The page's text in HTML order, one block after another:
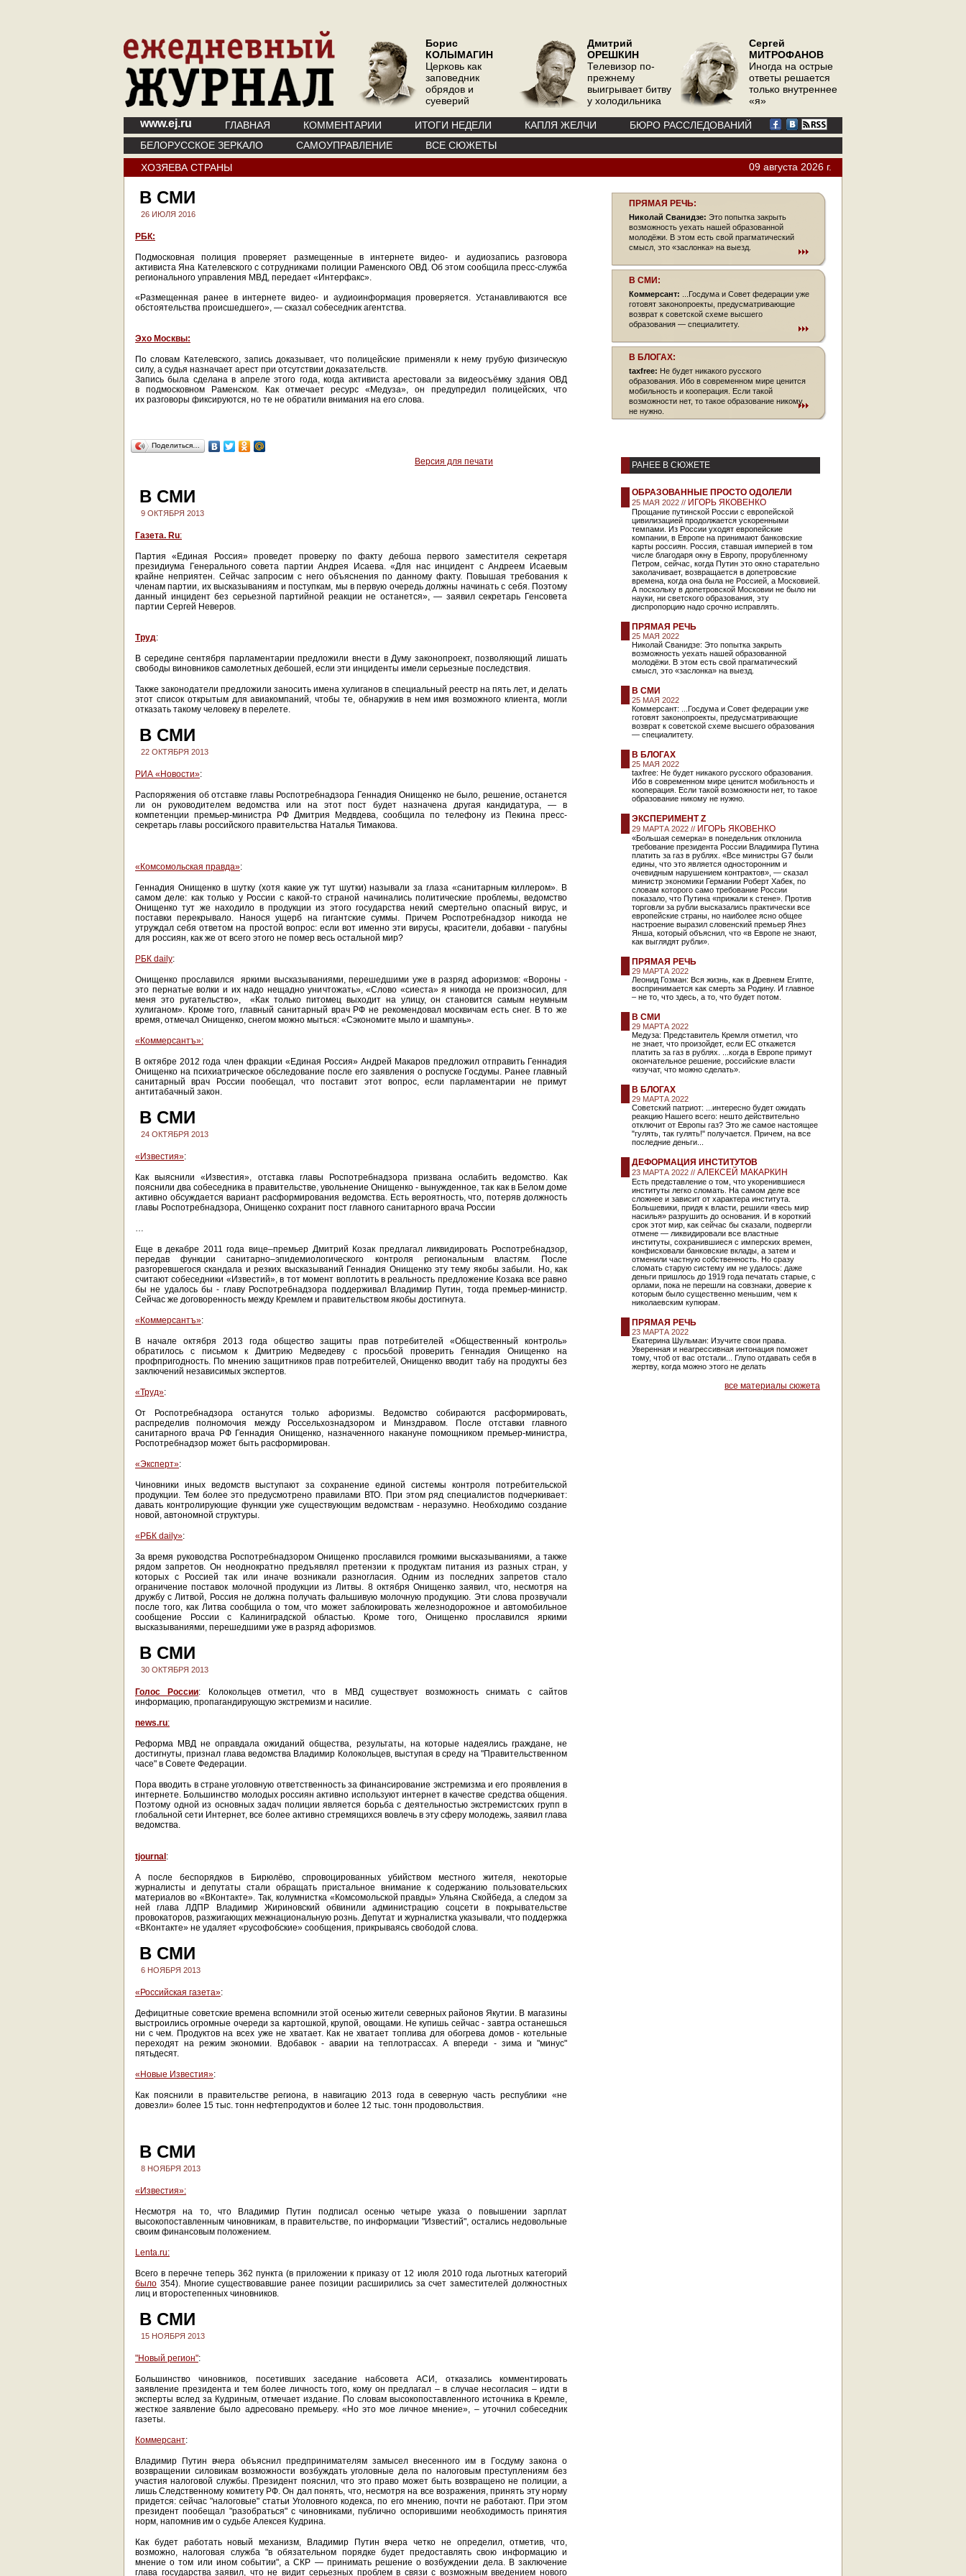
Борис
КОЛЫМАГИН
Церковь как
заповедник
обрядов и
суеверий
Дмитрий
ОРЕШКИН
Телевизор по-
прежнему
выигрывает битву
у холодильника
Сергей
МИТРОФАНОВ
Иногда на острые
ответы решается
только внутреннее
«я»
www.ej.ru ГЛАВНАЯ КОММЕНТАРИИ ИТОГИ НЕДЕЛИ КАПЛЯ ЖЕЛЧИ
БЮРО РАССЛЕДОВАНИЙ
БЕЛОРУССКОЕ ЗЕРКАЛО
САМОУПРАВЛЕНИЕ
ВСЕ СЮЖЕТЫ
ХОЗЯЕВА СТРАНЫ
09 августа 2026 г.
В СМИ
26 ИЮЛЯ 2016
РБК:
Подмосковная полиция проверяет размещенные в интернете видео- и аудиозапись разговора
активиста Яна Кателевского с сотрудниками полиции Раменского ОВД. Об этом сообщила пресс-служба
регионального управления МВД, передает «Интерфакс».
«Размещенная ранее в интернете видео- и аудиоинформация проверяется. Устанавливаются все
обстоятельства происшедшего», — сказал собеседник агентства.
Эхо Москвы:
По словам Кателевского, запись доказывает, что полицейские применяли к нему грубую физическую
силу, а судья назначает арест при отсутствии доказательств.
Запись была сделана в апреле этого года, когда активиста арестовали за видеосъёмку здания ОВД
в подмосковном Раменском. Как отмечает ресурс «Медуза», он предупредил полицейских, что
их разговоры фиксируются, но те не обратили внимания на его слова.
Поделиться…
Версия для печати
В СМИ
9 ОКТЯБРЯ 2013
Газета. Ru:
Партия «Единая Россия» проведет проверку по факту дебоша первого заместителя секретаря
президиума Генерального совета партии Андрея Исаева. «Для нас инцидент с Андреем Исаевым
крайне неприятен. Сейчас запросим с него объяснения по данному факту. Повышая требования к
членам партии, их высказываниям и поступкам, мы в первую очередь должны начинать с себя. Поэтому
данный инцидент без серьезной партийной реакции не останется», — заявил секретарь Генсовета
партии Сергей Неверов.
Труд:
В середине сентября парламентарии предложили внести в Думу законопроект, позволяющий лишать
свободы виновников самолетных дебошей, если эти инциденты имели серьезные последствия.
Также законодатели предложили заносить имена хулиганов в специальный реестр на пять лет, и делать
этот список открытым для авиакомпаний, чтобы те, обнаружив в нем имя возможного клиента, могли
отказать такому человеку в перелете.
В СМИ
22 ОКТЯБРЯ 2013
РИА «Новости»:
Распоряжения об отставке главы Роспотребнадзора Геннадия Онищенко не было, решение, останется
ли он руководителем ведомства или на этот пост будет назначена другая кандидатура, — в
компетенции премьер-министра РФ Дмитрия Медвдева, сообщила по телефону из Пекина пресс-
секретарь главы российского правительства Наталья Тимакова.
«Комсомольская правда»:
Геннадия Онищенко в шутку (хотя какие уж тут шутки) называли за глаза «санитарным киллером». В
самом деле: как только у России с какой-то страной начинались политические проблемы, ведомство
Онищенко тут же находило в продукции из этого государства некий смертельно опасный вирус, и
поставки перекрывало. Нанося ущерб на гигантские суммы. Причем Роспотребнадзор никогда не
утруждал себя ответом на простой вопрос: если вот именно эти вирусы, красители, добавки - пагубны
для россиян, как же от всего этого не помер весь остальной мир?
РБК daily:
Онищенко прославился яркими высказываниями, перешедшими уже в разряд афоризмов: «Вороны -
это пернатые волки и их надо нещадно уничтожать», «Слово «сиеста» я никогда не произносил, для
меня это ругательство», «Как только питомец выходит на улицу, он становится самым неумным
хулиганом». Кроме того, главный санитарный врач РФ не рекомендовал москвичам есть снег. В то же
время, отмечал Онищенко, снегом можно мыться: «Сэкономите мыло и шампунь».
«Коммерсантъ»:
В октябре 2012 года член фракции «Единая Россия» Андрей Макаров предложил отправить Геннадия
Онищенко на психиатрическое обследование после его заявления о роспуске Госдумы. Ранее главный
санитарный врач России пообещал, что поставит этот вопрос, если парламентарии не примут
антитабачный закон.
В СМИ
24 ОКТЯБРЯ 2013
«Известия»:
Как выяснили «Известия», отставка главы Роспотребнадзора призвана ослабить ведомство. Как
пояснили два собеседника в правительстве, увольнение Онищенко - вынужденное, так как в Белом доме
активно обсуждается вариант расформирования ведомства. Есть вероятность, что, потеряв должность
главы Роспотребнадзора, Онищенко сохранит пост главного санитарного врача России
…
Еще в декабре 2011 года вице–премьер Дмитрий Козак предлагал ликвидировать Роспотребнадзор,
передав функции санитарно–эпидемиологического контроля региональным властям. После
разгоревшегося скандала и резких высказываний Геннадия Онищенко эту тему якобы забыли. Но, как
считают собеседники «Известий», в тот момент воплотить в реальность предложение Козака все равно
бы не удалось бы - главу Роспотребнадзора поддерживал Владимир Путин, тогда премьер-министр.
Сейчас же договоренность между Кремлем и правительством якобы достигнута.
«Коммерсантъ»:
В начале октября 2013 года общество защиты прав потребителей «Общественный контроль»
обратилось с письмом к Дмитрию Медведеву с просьбой проверить Геннадия Онищенко на
профпригодность. По мнению защитников прав потребителей, Онищенко вводит табу на продукты без
заключений независимых экспертов.
«Труд»:
От Роспотребнадзора останутся только афоризмы. Ведомство собираются расформировать,
распределив полномочия между Россельхознадзором и Минздравом. После отставки главного
санитарного врача РФ Геннадия Онищенко, назначенного накануне помощником премьер-министра,
Роспотребнадзор может быть расформирован.
«Эксперт»:
Чиновники иных ведомств выступают за сохранение единой системы контроля потребительской
продукции. Тем более это предусмотрено правилами ВТО. При этом ряд специалистов подчеркивает:
давать контролирующие функции уже существующим ведомствам - неразумно. Необходимо создание
новой, автономной структуры.
«РБК daily»:
За время руководства Роспотребнадзором Онищенко прославился громкими высказываниями, а также
рядом запретов. Он неоднократно предъявлял претензии к продуктам питания из разных стран, у
которых с Россией так или иначе возникали разногласия. Одним из последних запретов стало
ограничение поставок молочной продукции из Литвы. 8 октября Онищенко заявил, что, несмотря на
дружбу с Литвой, Россия не должна получать фальшивую молочную продукцию. Эти слова прозвучали
после того, как Литва сообщила о том, что может заблокировать железнодорожное и автомобильное
сообщение России с Калиниградской областью. Кроме того, Онищенко прославился яркими
высказываниями, перешедшими уже в разряд афоризмов.
В СМИ
30 ОКТЯБРЯ 2013
Голос России: Колокольцев отметил, что в МВД существует возможность снимать с сайтов
информацию, пропагандирующую экстремизм и насилие.
news.ru:
Реформа МВД не оправдала ожиданий общества, результаты, на которые надеялись граждане, не
достигнуты, признал глава ведомства Владимир Колокольцев, выступая в среду на "Правительственном
часе" в Совете Федерации.
Пора вводить в стране уголовную ответственность за финансирование экстремизма и его проявления в
интернете. Большинство молодых россиян активно используют интернет в качестве средства общения.
Поэтому одной из основных задач полиции является борьба с деятельностью экстремистских групп в
глобальной сети Интернет, все более активно стремящихся вовлечь в эту сферу молодежь, заявил глава
ведомства.
tjournal :
А после беспорядков в Бирюлёво, спровоцированных убийством местного жителя, некоторые
журналисты и депутаты стали обращать пристальное внимание к содержанию пользовательских
материалов во «ВКонтакте». Так, колумнистка «Комсомольской правды» Ульяна Скойбеда, а следом за
ней глава ЛДПР Владимир Жириновский обвинили администрацию соцсети в покрывательстве
провокаторов, разжигающих межнациональную рознь. Депутат и журналистка указывали, что поддержка
«ВКонтакте» не удаляет «русофобские» сообщения, прикрываясь свободой слова.
В СМИ
6 НОЯБРЯ 2013
«Российская газета»:
Дефицитные советские времена вспомнили этой осенью жители северных районов Якутии. В магазины
выстроились огромные очереди за картошкой, крупой, овощами. Не купишь сейчас - завтра останешься
ни с чем. Продуктов на всех уже не хватает. Как не хватает топлива для обогрева домов - котельные
переходят на режим экономии. Вдобавок - аварии на теплотрассах. А впереди - зима и "минус"
пятьдесят.
«Новые Известия»:
Как пояснили в правительстве региона, в навигацию 2013 года в северную часть республики «не
довезли» более 15 тыс. тонн нефтепродуктов и более 12 тыс. тонн продовольствия.
В СМИ
8 НОЯБРЯ 2013
«Известия»:
Несмотря на то, что Владимир Путин подписал осенью четыре указа о повышении зарплат
высокопоставленным чиновникам, в правительстве, по информации "Известий", остались недовольные
своим финансовым положением.
Lenta.ru:
Всего в перечне теперь 362 пункта (в приложении к приказу от 12 июля 2010 года льготных категорий
было 354). Многие существовавшие ранее позиции расширились за счет заместителей должностных
лиц и второстепенных чиновников.
В СМИ
15 НОЯБРЯ 2013
"Новый регион":
Большинство чиновников, посетивших заседание набсовета АСИ, отказались комментировать
заявление президента и тем более личность того, кому он предлагал – в случае несогласия – идти в
эксперты вслед за Кудриным, отмечает издание. По словам высокопоставленного источника в Кремле,
жесткое заявление было адресовано премьеру. «Но это мое личное мнение», – уточнил собеседник
газеты.
Коммерсант:
Владимир Путин вчера объяснил предпринимателям замысел внесенного им в Госдуму закона о
возвращении силовикам возможности возбуждать уголовные дела по налоговым преступлениям без
участия налоговой службы. Президент пояснил, что это право может быть возвращено не полиции, а
лишь Следственному комитету РФ. Он дал понять, что, несмотря на все возражения, принять эту норму
придется: сейчас "налоговые" статьи Уголовного кодекса, по его мнению, почти не работают. При этом
президент пообещал "разобраться" с чиновниками, публично оспорившими необходимость принятия
норм, напомнив им о судьбе Алексея Кудрина.
Как будет работать новый механизм, Владимир Путин вчера четко не определил, отметив, что,
возможно, налоговая служба "в обязательном порядке будет предоставлять свою информацию и
мнение о том или ином событии", а СКР — принимать решение о возбуждении дела. В заключение
глава государства заявил, что не видит серьезных проблем в связи с возможным введением нового
ПРЯМАЯ РЕЧЬ:
Николай Сванидзе: Это попытка закрыть
возможность уехать нашей образованной
молодёжи. В этом есть свой прагматический
смысл, это «заслонка» на выезд.
В СМИ:
Коммерсант: ...Госдума и Совет федерации уже
готовят законопроекты, предусматривающие
возврат к советской схеме высшего
образования — специалитету.
В БЛОГАХ:
taxfree: Не будет никакого русского
образования. Ибо в современном мире ценится
мобильность и кооперация. Если такой
возможности нет, то такое образование никому
не нужно.
РАНЕЕ В СЮЖЕТЕ
ОБРАЗОВАННЫЕ ПРОСТО ОДОЛЕЛИ
25 МАЯ 2022 // ИГОРЬ ЯКОВЕНКО
Прощание путинской России с европейской
цивилизацией продолжается ускоренными
темпами. Из России уходят европейские
компании, в Европе на принимают банковские
карты россиян. Россия, ставшая империей в том
числе благодаря окну в Европу, прорубленному
Петром, сейчас, когда Путин это окно старательно
заколачивает, возвращается в допетровские
времена, когда она была не Россией, а Московией.
А поскольку в допетровской Московии не было ни
науки, ни светского образования, эту
диспропорцию надо срочно исправлять.
ПРЯМАЯ РЕЧЬ
25 МАЯ 2022
Николай Сванидзе: Это попытка закрыть
возможность уехать нашей образованной
молодёжи. В этом есть свой прагматический
смысл, это «заслонка» на выезд.
В СМИ
25 МАЯ 2022
Коммерсант: ...Госдума и Совет федерации уже
готовят законопроекты, предусматривающие
возврат к советской схеме высшего образования
— специалитету.
В БЛОГАХ
25 МАЯ 2022
taxfree: Не будет никакого русского образования.
Ибо в современном мире ценится мобильность и
кооперация. Если такой возможности нет, то такое
образование никому не нужно.
ЭКСПЕРИМЕНТ Z
29 МАРТА 2022 // ИГОРЬ ЯКОВЕНКО
«Большая семерка» в понедельник отклонила
требование президента России Владимира Путина
платить за газ в рублях. «Все министры G7 были
едины, что это является односторонним и
очевидным нарушением контрактов», — сказал
министр экономики Германии Роберт Хабек, по
словам которого само требование России
показало, что Путина «прижали к стене». Против
торговли за рубли высказались практически все
европейские страны, но наиболее ясно общее
настроение выразил словенский премьер Янез
Янша, который объяснил, что «в Европе не знают,
как выглядят рубли».
ПРЯМАЯ РЕЧЬ
29 МАРТА 2022
Леонид Гозман: Вся жизнь, как в Древнем Египте,
воспринимается как смерть за Родину. И главное
– не то, что здесь, а то, что будет потом.
В СМИ
29 МАРТА 2022
Медуза: Представитель Кремля отметил, что
не знает, что произойдет, если ЕС откажется
платить за газ в рублях. ...когда в Европе примут
окончательное решение, российские власти
«изучат, что можно сделать».
В БЛОГАХ
29 МАРТА 2022
Советский патриот: ...интересно будет ожидать
реакцию Нашего всего: нешто действительно
отключит от Европы газ? Это же самое настоящее
"гулять, так гулять!" получается. Причем, на все
последние деньги...
ДЕФОРМАЦИЯ ИНСТИТУТОВ
23 МАРТА 2022 // АЛЕКСЕЙ МАКАРКИН
Есть представление о том, что укоренившиеся
институты легко сломать. На самом деле все
сложнее и зависит от характера института.
Большевики, придя к власти, решили «весь мир
насилья» разрушить до основания. И в короткий
срок этот мир, как сейчас бы сказали, подвергли
отмене — ликвидировали все властные
институты, сохранившиеся с имперских времен,
конфисковали банковские вклады, а затем и
отменили частную собственность. Но сразу
сломать старую систему им не удалось: даже
деньги пришлось до 1919 года печатать старые, с
орлами, пока не перешли на совзнаки, доверие к
которым было существенно меньшим, чем к
николаевским купюрам.
ПРЯМАЯ РЕЧЬ
23 МАРТА 2022
Екатерина Шульман: Изучите свои права.
Уверенная и неагрессивная интонация поможет
тому, чтоб от вас отстали... Глупо отдавать себя в
жертву, когда можно этого не делать
все материалы сюжета